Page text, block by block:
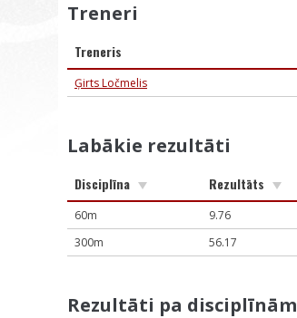
Treneri
Treneris
Ģirts Ločmelis
Labākie rezultāti
Disciplīna Rezultāts
60m 9.76
300m
56.17
Rezultāti pa disciplīnām